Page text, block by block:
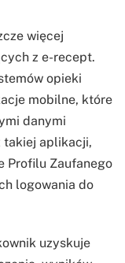
więcej
z e-recept.
opieki
mobilne, które
danymi
takiej aplikacji,
Profilu Zaufanego
logowania do
uzyskuje